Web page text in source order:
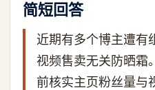
简短回答
近期有多个博主遭有
视频售卖无关防晒霜
前核实主页粉丝量与